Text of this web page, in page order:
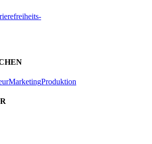
MarketingProduktion